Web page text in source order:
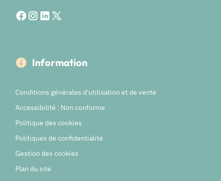
Information
Conditions générales d'utilisation et de vente
Accessibilité : Non conforme
Politique des cookies
Politiques de confidentialité
Gestion des cookies
Plan du site